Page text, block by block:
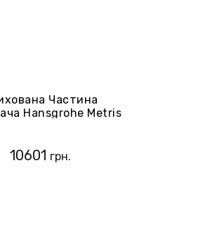
Частина
Hansgrohe Metris
10601 грн.